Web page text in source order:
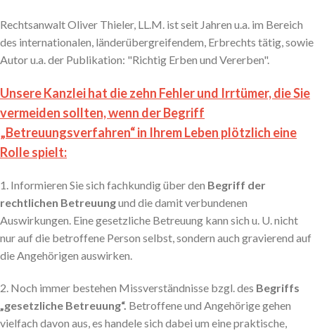
Rechtsanwalt Oliver Thieler, LL.M. ist seit Jahren u.a. im Bereich
des internationalen, länderübergreifendem, Erbrechts tätig, sowie
Autor u.a. der Publikation: "Richtig Erben und Vererben".
Unsere Kanzlei hat die zehn Fehler und Irrtümer, die Sie
vermeiden sollten, wenn der Begriff
„Betreuungsverfahren“ in Ihrem Leben plötzlich eine
Rolle spielt:
1. Informieren Sie sich fachkundig über den Begriff der
rechtlichen Betreuungund die damit verbundenen
Auswirkungen. Eine gesetzliche Betreuung kann sich u. U. nicht
nur auf die betroffene Person selbst, sondern auch gravierend auf
die Angehörigen auswirken.
2. Noch immer bestehen Missverständnisse bzgl. des Begriffs
„gesetzliche Betreuung“. Betroffene und Angehörige gehen
vielfach davon aus, es handele sich dabei um eine praktische,